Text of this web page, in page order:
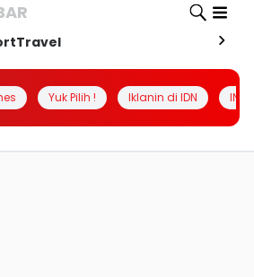
Travel
Yuk Pilih ! Iklanin di IDN